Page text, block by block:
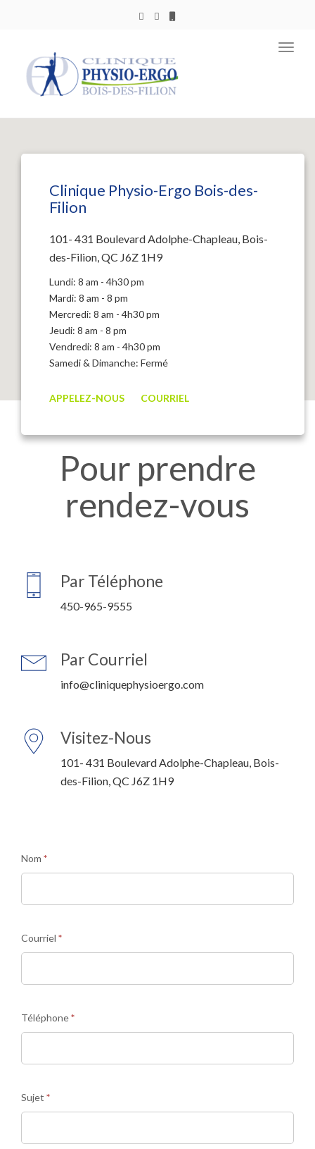
Clinique Physio-Ergo Bois-des-
Filion
101- 431 Boulevard Adolphe-Chapleau, Bois-
des-Filion, QC J6Z 1H9
Lundi: 8 am - 4h30 pm
Mardi: 8 am - 8 pm
Mercredi: 8 am - 4h30 pm
Jeudi: 8 am - 8 pm
Vendredi: 8 am - 4h30 pm
Samedi & Dimanche: Fermé
APPELEZ-NOUS COURRIEL
Pour prendre
rendez-vous
Par Téléphone
450-965-9555
Par Courriel
info@cliniquephysioergo.com
Visitez-Nous
101- 431 Boulevard Adolphe-Chapleau, Bois-
des-Filion, QC J6Z 1H9
Nom *
Courriel *
Téléphone*
Sujet *